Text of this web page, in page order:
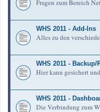
Fragen zum Bereich
WHS 2011 - Add-Ins
Alles zu den
WHS 2011 - Backup/
Hier kann gesichert
WHS 2011 -
Die Verbindung zum